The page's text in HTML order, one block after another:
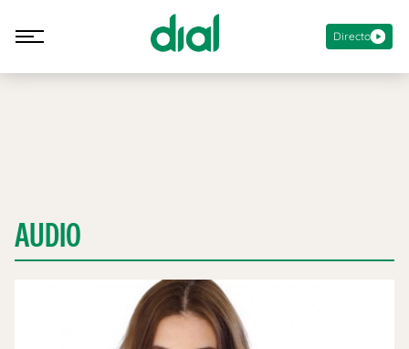
Directo
AUDIO